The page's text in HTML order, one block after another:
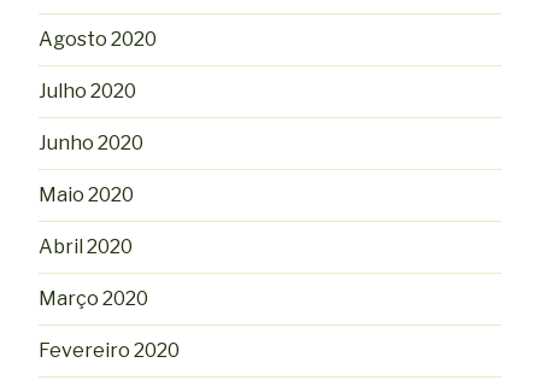
Agosto 2020
Julho 2020
Junho 2020
Maio 2020
Abril 2020
Março 2020
Fevereiro 2020